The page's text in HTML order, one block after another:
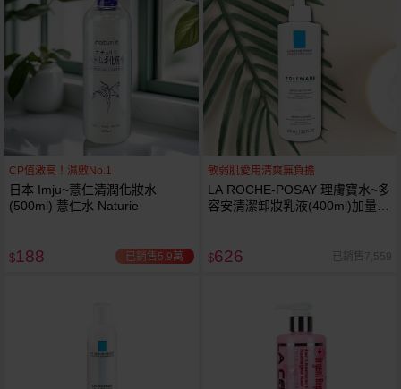
CP值激高！濕敷No.1
日本 Imju~薏仁清潤化妝水
(500ml) 薏仁水 Naturie
$188 已銷售5.9萬
敏弱肌愛用清爽無負擔
LA ROCHE-POSAY 理膚寶水~多
容安清潔卸妝乳液(400ml)加量
$626 已銷售7,559